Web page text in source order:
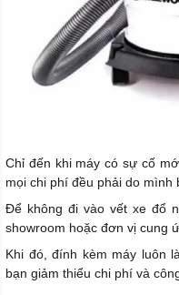
Chỉ đến khi máy có sự cố
mọi chi phí đều phải do mình
Để không đi vào vết xe đổ
showroom hoặc đơn vị cung
Khi đó, đính kèm máy luôn
bạn giảm thiểu chi phí và